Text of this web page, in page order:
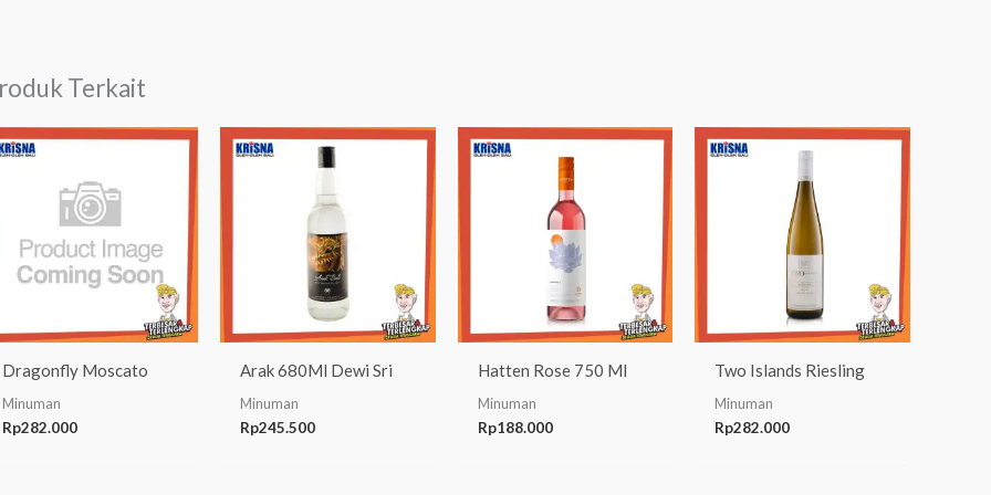
Terkait
Dragonfly Moscato
Minuman
Rp282.000
Arak 680Ml Dewi Sri
Minuman
Rp245.500
Hatten Rose 750 Ml
Minuman
Rp188.000
Two Islands Riesling
Minuman
Rp282.000